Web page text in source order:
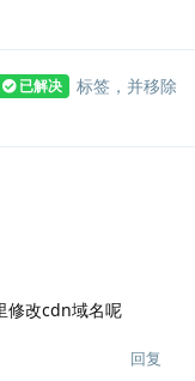
已解决 标签，并移除
修改cdn域名呢
回复